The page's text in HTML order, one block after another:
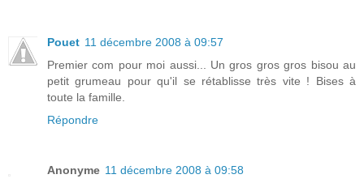
Pouet 11 décembre 2008 à 09:57
Premier com pour moi aussi... Un gros gros gros bisou au
petit grumeau pour qu'il se rétablisse très vite ! Bises à
toute la famille.
Répondre
Anonyme 11 décembre 2008 à 09:58